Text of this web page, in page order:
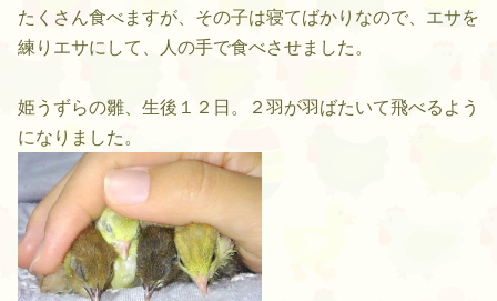
たくさん食べますが、その子は寝てばかりなので、エサを
練りエサにして、人の手で食べさせました。
姫うずらの雛、生後１２日。２羽が羽ばたいて飛べるよう
になりました。